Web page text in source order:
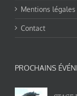
Mentions légales
Contact
PROCHAINS